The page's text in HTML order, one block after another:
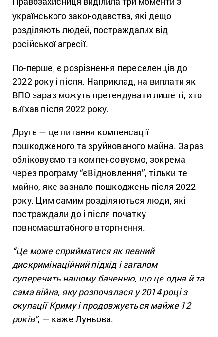
українського законодавства, які дещо
розділяють людей, постраждалих від
російської агресії.
По-перше, є розрізнення переселенців до
2022 року і після. Наприклад, на виплати як
ВПО зараз можуть претендувати лише ті, хто
виїхав після 2022 року.
Друге — це питання компенсації
пошкодженого та зруйнованого майна. Зараз
обліковуємо та компенсовуємо, зокрема
через програму “єВідновлення”, тільки те
майно, яке зазнало пошкоджень після 2022
року. Цим самим розділяються люди, які
постраждали до і після початку
повномасштабного вторгнення.
“Це може сприйматися як певний
дискримінаційний підхід і загалом
суперечить нашому баченню, що це одна й та
сама війна, яку розпочалася у 2014 році з
окупації Криму і продовжується майже 12
років”, — каже Луньова.